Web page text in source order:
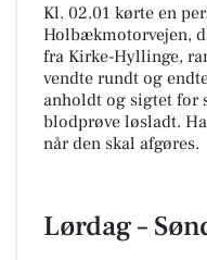
Kl. 02.01 kørte en
Holbækmotorvejen,
fra Kirke-Hyllinge,
vendte rundt og
anholdt og sigtet for
blodprøve løsladt.
når den skal afgøres.
Lørdag –